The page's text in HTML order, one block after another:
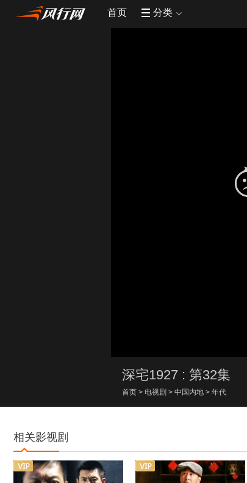
首页 分类
深宅1927 : 第32集
首页 > 电视剧 > 中国内地 > 年代
相关影视剧